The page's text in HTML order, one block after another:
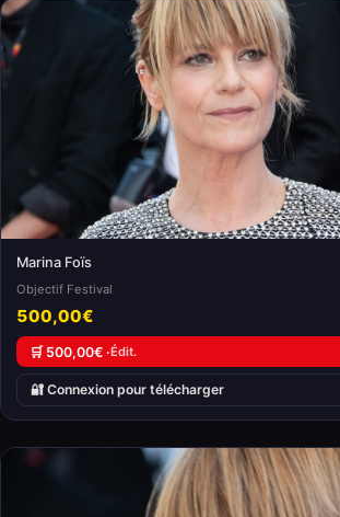
Marina Foïs
Objectif Festival
500,00€
🛒 500,00€ ·Édit.
🔐 Connexion pour télécharger